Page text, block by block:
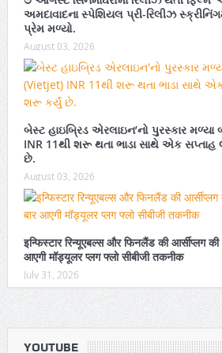
અમદાવાદના સ્પેશિયલ પ્રી-રિલીઝ
પ્રેમ મળ્યો.
August 03, 2026
બેસ્ટ હાઇબ્રિડ એરલાઇન’નો પુરસ્કાર
INR 11થી શરૂ થતા ભાડા સાથે એક
છે.
August 03, 2026
इन्फिस्टार रिन्यूएबल्स और फिनलैंड की आर्सीप्लग की
आएगी मॉड्यूलर प्लग फ्लो सीबीजी तकनीक
July 31, 2026
YOUTUBE